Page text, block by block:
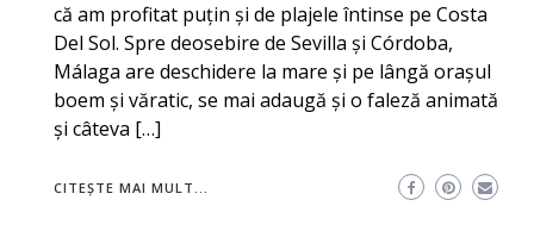
că am profitat puțin și de plajele întinse pe Costa
Del Sol. Spre deosebire de Sevilla și Córdoba,
Málaga are deschidere la mare și pe lângă orașul
boem și văratic, se mai adaugă și o faleză animată
și câteva […]
CITEȘTE MAI MULT...